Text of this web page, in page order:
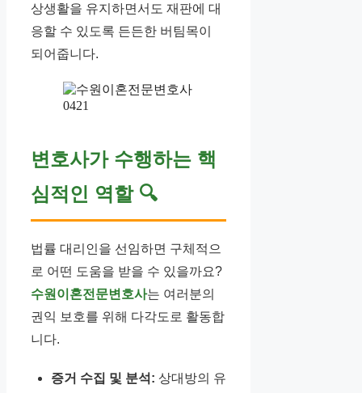
상생활을 유지하면서도 재판에 대
응할 수 있도록 든든한 버팀목이
되어줍니다.
변호사가 수행하는 핵
심적인 역할🔍
법률 대리인을 선임하면 구체적으
로 어떤 도움을 받을 수 있을까요?
수원이혼전문변호사는 여러분의
권익 보호를 위해 다각도로 활동합
니다.
증거 수집 및 분석: 상대방의 유